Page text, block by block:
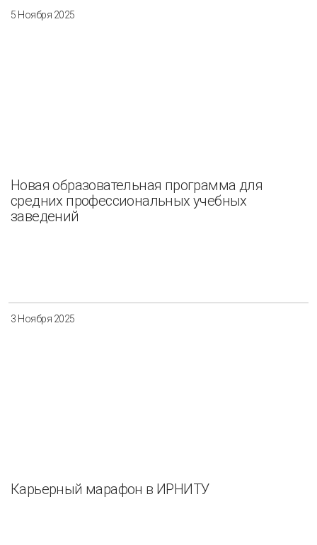
5 Ноября 2025
Новая образовательная программа для
средних профессиональных учебных
заведений
3 Ноября 2025
Карьерный марафон в ИРНИТУ